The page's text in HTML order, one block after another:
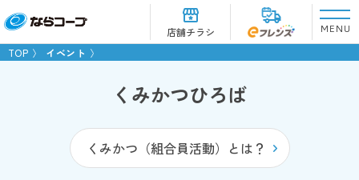
店舗チラシ
MENU
TOP
イベント
くみかつひろば
くみかつ（組合員活動）とは？